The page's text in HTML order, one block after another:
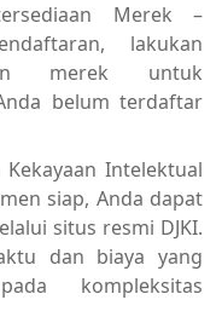
Merek –
lakukan
merek untuk
belum terdaftar
Intelektual
siap, Anda dapat
situs resmi DJKI.
dan biaya yang
kompleksitas